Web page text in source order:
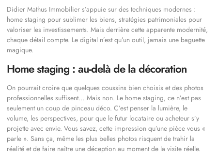
Didier Mathus Immobilier s’appuie sur des techniques modernes :
home staging pour sublimer les biens, stratégies patrimoniales pour
valoriser les investissements. Mais derrière cette apparente modernité,
chaque détail compte. Le digital n’est qu’un outil, jamais une baguette
magique.
Home staging : au-delà de la décoration
On pourrait croire que quelques coussins bien choisis et des photos
professionnelles suffisent… Mais non. Le home staging, ce n’est pas
seulement un coup de pinceau déco. C’est penser la lumière, le
volume, les perspectives, pour que le futur locataire ou acheteur s’y
projette avec envie. Vous savez, cette impression qu’une pièce vous «
parle ». Sans ça, même les plus belles photos risquent de trahir la
réalité et de faire naître une déception au moment de la visite réelle.